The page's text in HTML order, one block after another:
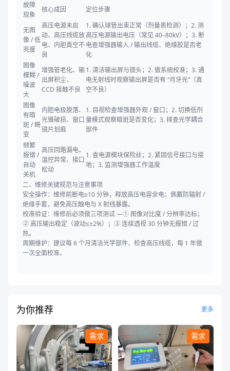
故障
现象
核心成因 定位步骤
无图
像 / 低
亮度
高压电源未启
动、高压线缆放
电、内胆真空不
良
1. 确认球管出束正常（剂量表检测）；2. 测
高压电源输出电压（常见 40–80kV）；3. 断
电查增强器输入 / 输出线缆、绝缘胶是否老
化
图像
模糊 /
噪波
大
增强管老化、输
出屏积尘、
CCD 接触不良
1. 清洁输出屏与镜头；2. 做系统校准；3. 通
电无射线时观察输出屏是否有 “月牙光”（真
空不良）
图像
有暗
斑 / 畸
变
内胆电极脱落、
光锥破损、窗口
镜片划痕
1. 目视检查增强器外观 / 窗口；2. 切换低剂
量模式观察暗斑是否变化；3. 排查光学耦合
部件
频繁
报错 /
自动
关机
高压回路漏电、
温控异常、接口
松动
1. 查电源模块保险丝；2. 紧固信号接口与接
地；3. 监测增强器工作温度
二、维修关键规范与注意事项
安全操作：维修前断电≥10 分钟，释放高压电容余电；佩戴防辐射 /
绝缘手套，避免高压触电与 X 射线暴露。
校准验证：维修后必须做三项测试 —① 图像对比度 / 分辨率达标；
② 高压输出稳定（波动≤±2%）；③ 连续透视 30 分钟无报错 / 过
热。
周期维护：建议每 6 个月清洁光学部件、检查高压线缆，每 1 年做
一次全面校准。
为你推荐 更多
需求 需求